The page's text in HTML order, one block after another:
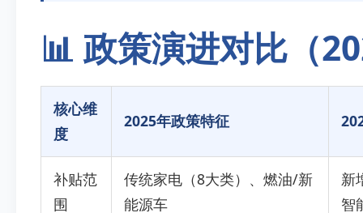
📊 政策演进对比（
核心维
度
2025年政策特征
补贴范
围
传统家电（8大类）、燃油/新
能源车
新
智